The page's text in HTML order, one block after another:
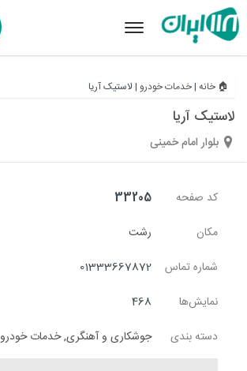
Toggle
🏠 خانه |خدمات خودرو | لاستیک آریا
لاستیک آریا
بلوار امام خمینی
کد صفحه
33205
مکان
رشت
شماره تماس
01333667872
نمایش‌ها
468
دسته بندی
جوشکاری و آهنگری,خدمات خودرو